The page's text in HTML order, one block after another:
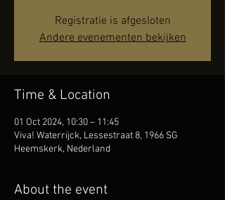
Registratie is afgesloten
Andere evenementen bekijken
Time & Location
01 Oct 2024, 10:30 – 11:45
Viva! Waterrijck, Lessestraat 8, 1966 SG
Heemskerk, Nederland
About the event